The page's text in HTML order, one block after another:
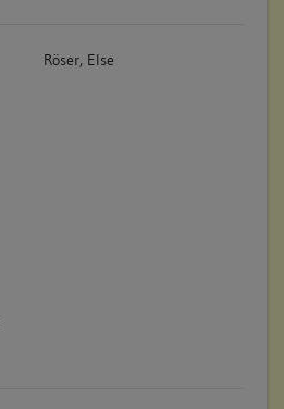
Röser, Else